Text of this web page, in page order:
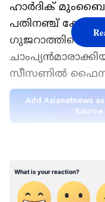
ഹാര്‍ദിക്
പതിനഞ്ച്
ഗുജറാത്തിനെ
സീസണില്‍
Add Asianetnews
Source
രോഹിത്
എല്ലാവരും